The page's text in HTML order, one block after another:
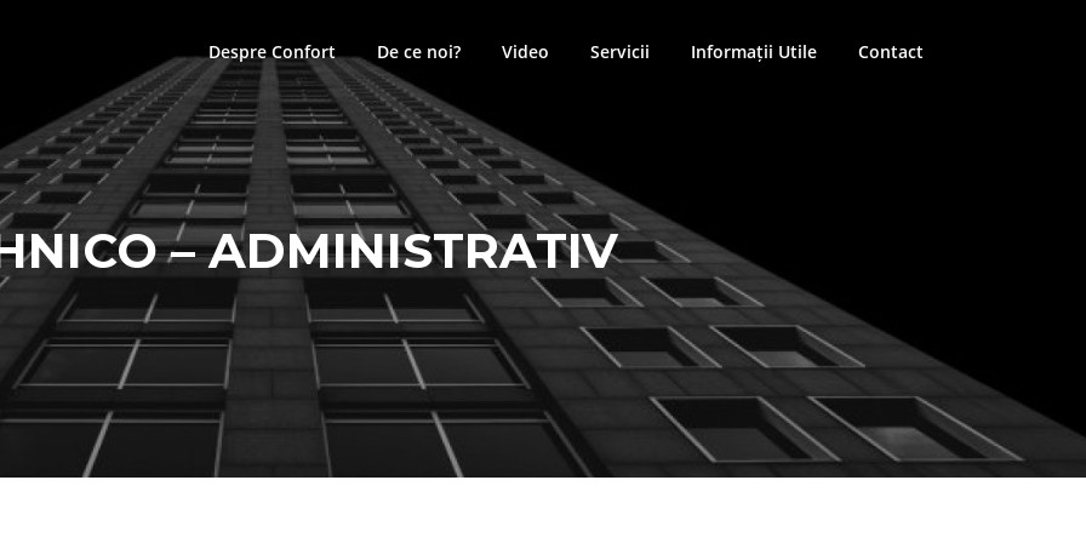
Despre Confort De ce noi? Video Servicii Informații Utile Contact
– ADMINISTRATIV